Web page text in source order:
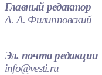
Главный редактор
А. А. Филипповский
Эл. почта редакции
info@vesti.ru